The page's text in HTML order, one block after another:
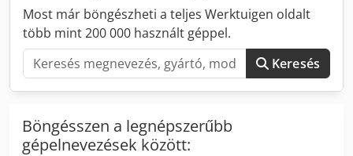
felelősséget nem vállalunk.
Most már böngészheti a teljes Werktuigen oldalt
több mint 200 000 használt géppel.
Keresés
Böngésszen a legnépszerűbb
gépelnevezések között: